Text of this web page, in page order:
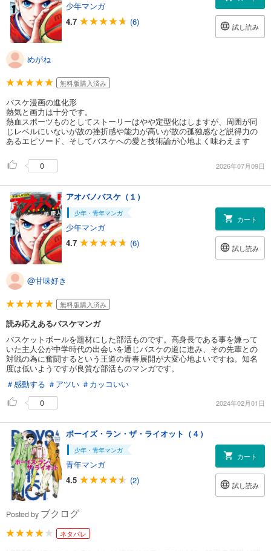
少年マンガ
4.7
(6) 試し読み
めがね
無料版購入済み
バスケ漫画の進化形
熱気と画力は十分です。
熱血スポーツものとしてストーリーはやや定型化はしますが、周囲が同
じレベルにいないが故の挫折感や能力が高いが故の孤独感など説得力の
あるエピソード、そしてバスケへの愛と技術論が心地よく味わえます
0 2026年07月09日
アオバノバスケ（１）
少年・青年マンガ
少年マンガ
4.7
(6)
カート
試し読み
@甘味好き
無料版購入済み
読み応えあるバスケマンガ
バスケットボールを題材にした部活ものです。高身長である事を嫌って
いた主人公が中学時代の出会いを通じバスケの道に進み、その先輩との
対戦の為に奮闘するという王道の青春展開が大変心地よいですね。知名
度は低いようですが良質な部活ものマンガです。
＃感動する ＃アツい ＃カッコいい
0
2024年02月01日
ボーイズ・ラン・ザ・ライオット（４）
少年・青年マンガ
青年マンガ
4.5
(2)
カート
試し読み
Posted by ブクログ
ネタバレ